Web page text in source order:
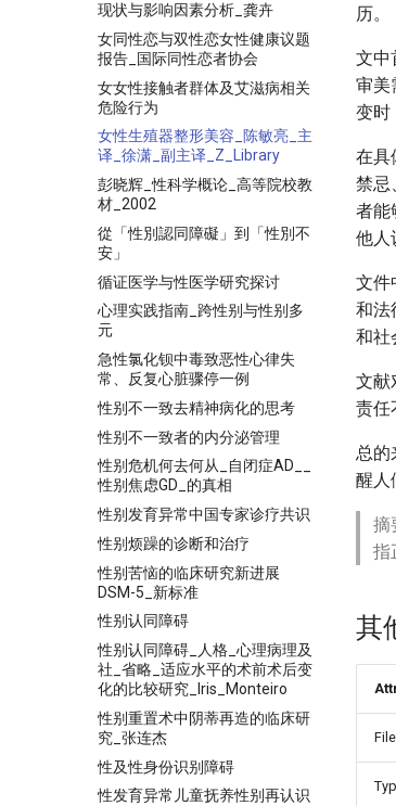
现状与影响因素分析_龚卉
女同性恋与双性恋女性健康议题
报告_国际同性恋者协会
女女性接触者群体及艾滋病相关
危险行为
女性生殖器整形美容_陈敏亮_主
译_徐潇_副主译_Z_Library
彭晓辉_性科学概论_高等院校教
材_2002
從「性別認同障礙」到「性別不
安」
循证医学与性医学研究探讨
心理实践指南_跨性别与性别多
元
急性氯化钡中毒致恶性心律失
常、反复心脏骤停一例
性别不一致去精神病化的思考
性别不一致者的内分泌管理
性别危机何去何从_自闭症AD__
性别焦虑GD_的真相
性别发育异常中国专家诊疗共识
性别烦躁的诊断和治疗
性别苦恼的临床研究新进展
DSM-5_新标准
性别认同障碍
性别认同障碍_人格_心理病理及
社_省略_适应水平的术前术后变
化的比较研究_Iris_Monteiro
性别重置术中阴蒂再造的临床研
究_张连杰
性及性身份识别障碍
性发育异常儿童抚养性别再认识
历。
文中
审美
变时
在具
禁忌
者能
他人
文件
和法
和社
文献
责任
总的
醒人
摘
指
其